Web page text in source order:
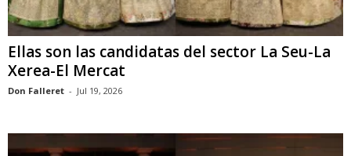
Ellas son las candidatas del sector La Seu-La
Xerea-El Mercat
Don Falleret - Jul 19, 2026